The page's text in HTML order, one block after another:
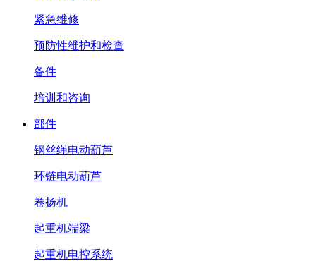
紧急维修
预防性维护和检查
备件
培训和咨询
部件
钢丝绳电动葫芦
环链电动葫芦
卷扬机
起重机端梁
起重机电控系统